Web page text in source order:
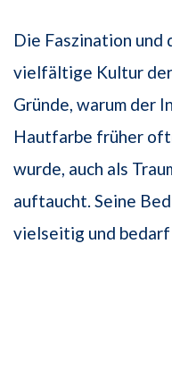
Die Faszination und
vielfältige Kultur
Gründe, warum der
Hautfarbe früher
wurde, auch als
auftaucht. Seine
vielseitig und bedarf